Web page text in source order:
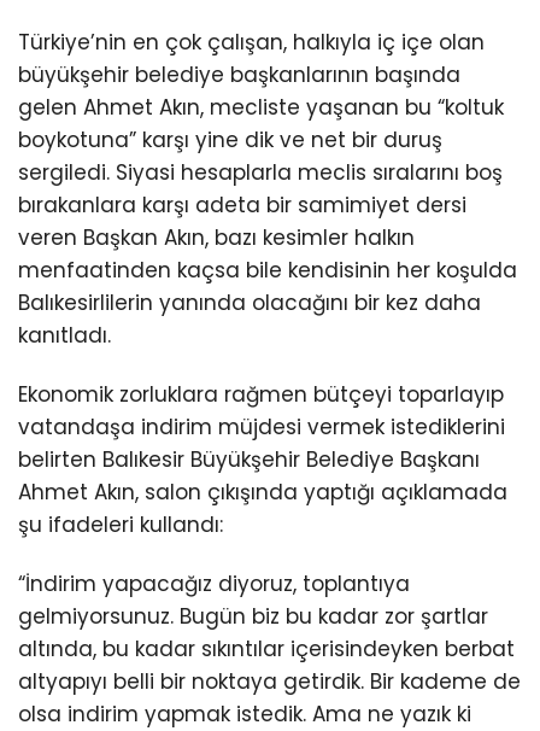
Türkiye’nin en çok çalışan, halkıyla iç içe olan
büyükşehir belediye başkanlarının başında
gelen Ahmet Akın, mecliste yaşanan bu “koltuk
boykotuna” karşı yine dik ve net bir duruş
sergiledi. Siyasi hesaplarla meclis sıralarını boş
bırakanlara karşı adeta bir samimiyet dersi
veren Başkan Akın, bazı kesimler halkın
menfaatinden kaçsa bile kendisinin her koşulda
Balıkesirlilerin yanında olacağını bir kez daha
kanıtladı.
Ekonomik zorluklara rağmen bütçeyi toparlayıp
vatandaşa indirim müjdesi vermek istediklerini
belirten Balıkesir Büyükşehir Belediye Başkanı
Ahmet Akın, salon çıkışında yaptığı açıklamada
şu ifadeleri kullandı:
“İndirim yapacağız diyoruz, toplantıya
gelmiyorsunuz. Bugün biz bu kadar zor şartlar
altında, bu kadar sıkıntılar içerisindeyken berbat
altyapıyı belli bir noktaya getirdik. Bir kademe de
olsa indirim yapmak istedik. Ama ne yazık ki